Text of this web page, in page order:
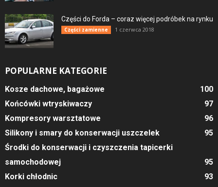
Części do Forda – coraz więcej podróbek na rynku
Części zamienne 1 czerwca 2018
POPULARNE KATEGORIE
Kosze dachowe, bagażowe
100
Końcówki wtryskiwaczy
97
Kompresory warsztatowe
96
Silikony i smary do konserwacji uszczelek
95
Środki do konserwacji i czyszczenia tapicerki
samochodowej
95
Korki chłodnic
93